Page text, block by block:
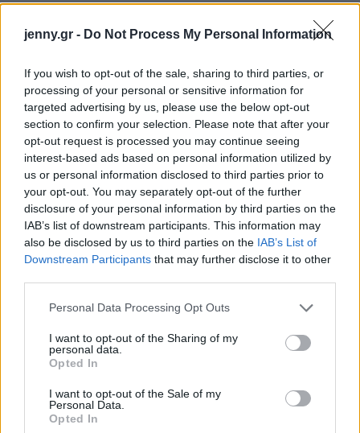
jenny.gr - Do Not Process My Personal Information
If you wish to opt-out of the sale, sharing to third parties, or
processing of your personal or sensitive information for
targeted advertising by us, please use the below opt-out
section to confirm your selection. Please note that after your
opt-out request is processed you may continue seeing
interest-based ads based on personal information utilized by
us or personal information disclosed to third parties prior to
your opt-out. You may separately opt-out of the further
disclosure of your personal information by third parties on the
IAB’s list of downstream participants. This information may
also be disclosed by us to third parties on the IAB’s List of
Downstream Participants that may further disclose it to other
Please note that this website/app uses one or more Google
not limited to your visit or usage behaviour. You may click to
grant or deny consent to Google and its third-party tags to
use your data for below specified purposes in below Google
consent section.
Personal Data Processing Opt Outs
I want to opt-out of the Sharing of my
personal data.
Opted In
I want to opt-out of the Sale of my
Personal Data.
Opted In
wanna get it off my chest that the
twilight (bella) filter on tiktok makes
makes no sense
I feel better